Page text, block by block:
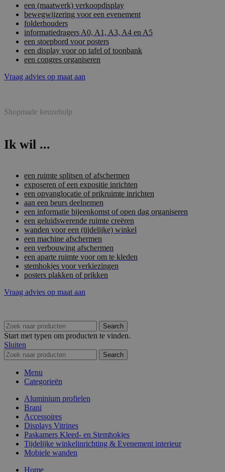
een (maatwerk) verkoopdisplay
bewegwijzering voor een evenement
folderhouders
informatiedragers A0, A1, A3, A4 en A5
een stoepbord voor posters
een display voor op tafel of toonbank
een congres organiseren
Vraag advies op maat aan
Shopmade keuzehulp
Ik wil ...
een ruimte splitsen of afschermen
exposeren of een expositie inrichten
een opvanglocatie of prikruimte inrichten
aan een beurs deelnemen
een informatie bijeenkomst of open dag organiseren
een geluidswerende ruimte creëren
wanden voor een (tijdelijke) winkel
een machine afschermen
een verbouwing afschermen
een aparte ruimte voor om te kleden
stemhokjes voor verkiezingen
posters plakken of prikken
Vraag advies op maat aan
Search
Start met typen om producten te vinden.
Sluiten
Search
Menu
Categorieën
Aluminium profielen
Brani
Accessoires
Displays Vitrines
Paskamers Kleed- en Stemhokjes
Tijdelijke winkelinrichting & Evenement interieur
Mobiele wanden
Home